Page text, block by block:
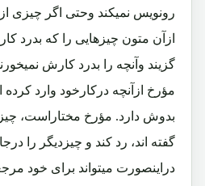
رونویس نمیکند وحتی اگر چیزی
ازآن متون چیزهایی را که بدرد
گزیند وآنچه را بدرد کارش
مؤرخ ازآنچه درکارخود وارد
بدوش دارد. مؤرخ مختاراست،
گفته اند، رد کند و چیزدیگر را
دراینصورت میتواند برای خود